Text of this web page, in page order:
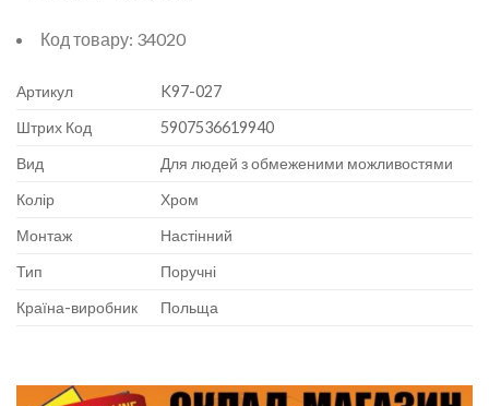
Код товару: 34020
Артикул
K97-027
Штрих Код
5907536619940
Вид
Для людей з обмеженими можливостями
Колір
Хром
Монтаж
Настінний
Тип
Поручні
Країна-виробник
Польща